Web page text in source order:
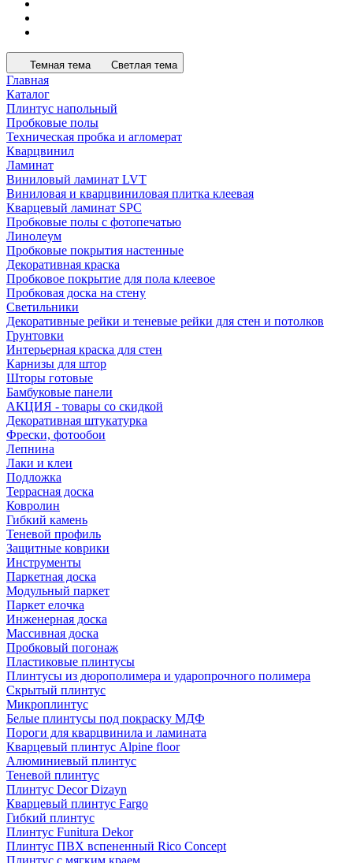
Темная тема Светлая тема
Главная
Каталог
Плинтус напольный
Пробковые полы
Техническая пробка и агломерат
Кварцвинил
Ламинат
Виниловый ламинат LVT
Виниловая и кварцвиниловая плитка клеевая
Кварцевый ламинат SPC
Пробковые полы с фотопечатью
Линолеум
Пробковые покрытия настенные
Декоративная краска
Пробковое покрытие для пола клеевое
Пробковая доска на стену
Светильники
Декоративные рейки и теневые рейки для стен и потолков
Грунтовки
Интерьерная краска для стен
Карнизы для штор
Шторы готовые
Бамбуковые панели
АКЦИЯ - товары со скидкой
Декоративная штукатурка
Фрески, фотообои
Лепнина
Лаки и клеи
Подложка
Террасная доска
Ковролин
Гибкий камень
Теневой профиль
Защитные коврики
Инструменты
Паркетная доска
Модульный паркет
Паркет елочка
Инженерная доска
Массивная доска
Пробковый погонаж
Пластиковые плинтусы
Плинтусы из дюрополимера и ударопрочного полимера
Скрытый плинтус
Микроплинтус
Белые плинтусы под покраску МДФ
Пороги для кварцвинила и ламината
Кварцевый плинтус Alpine floor
Алюминиевый плинтус
Теневой плинтус
Плинтус Decor Dizayn
Кварцевый плинтус Fargo
Гибкий плинтус
Плинтус Funitura Dekor
Плинтус ПВХ вспененный Rico Concept
Плинтус с мягким краем